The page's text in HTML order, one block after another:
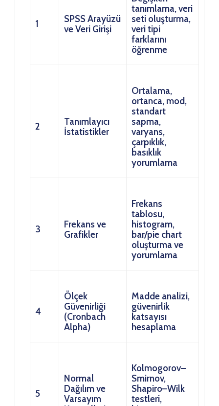
1
SPSS Arayüzü
ve Veri Girişi
tanımlama, veri
seti oluşturma,
veri tipi
farklarını
öğrenme
2
Tanımlayıcı
İstatistikler
Ortalama,
ortanca, mod,
standart
sapma,
varyans,
çarpıklık,
basıklık
yorumlama
3
Frekans ve
Grafikler
Frekans
tablosu,
histogram,
bar/pie chart
oluşturma ve
yorumlama
4
Ölçek
Güvenirliği
(Cronbach
Alpha)
Madde analizi,
güvenirlik
katsayısı
hesaplama
5
Normal
Dağılım ve
Varsayım
Kolmogorov–
Smirnov,
Shapiro–Wilk
testleri,